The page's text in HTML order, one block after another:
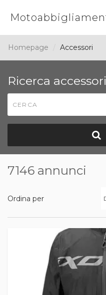
Homepage Accessori
Ricerca accessori
7146 annunci
Ordina per